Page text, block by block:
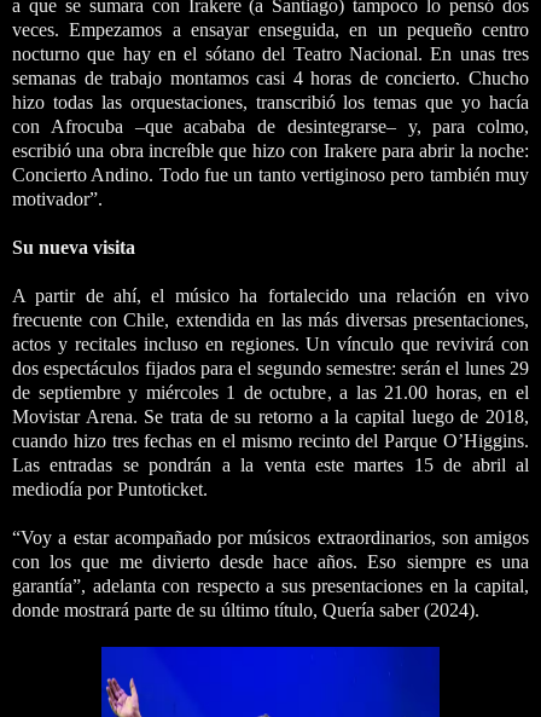
a que se sumara con Irakere (a Santiago) tampoco lo pensó dos
veces. Empezamos a ensayar enseguida, en un pequeño centro
nocturno que hay en el sótano del Teatro Nacional. En unas tres
semanas de trabajo montamos casi 4 horas de concierto. Chucho
hizo todas las orquestaciones, transcribió los temas que yo hacía
con Afrocuba –que acababa de desintegrarse– y, para colmo,
escribió una obra increíble que hizo con Irakere para abrir la noche:
Concierto Andino. Todo fue un tanto vertiginoso pero también muy
motivador”.
Su nueva visita
A partir de ahí, el músico ha fortalecido una relación en vivo
frecuente con Chile, extendida en las más diversas presentaciones,
actos y recitales incluso en regiones. Un vínculo que revivirá con
dos espectáculos fijados para el segundo semestre: serán el lunes 29
de septiembre y miércoles 1 de octubre, a las 21.00 horas, en el
Movistar Arena. Se trata de su retorno a la capital luego de 2018,
cuando hizo tres fechas en el mismo recinto del Parque O’Higgins.
Las entradas se pondrán a la venta este martes 15 de abril al
mediodía por Puntoticket.
“Voy a estar acompañado por músicos extraordinarios, son amigos
con los que me divierto desde hace años. Eso siempre es una
garantía”, adelanta con respecto a sus presentaciones en la capital,
donde mostrará parte de su último título, Quería saber (2024).